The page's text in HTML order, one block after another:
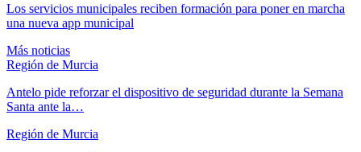
Los servicios municipales reciben formación para poner en marcha
una nueva app municipal
Más noticias
Región de Murcia
Antelo pide reforzar el dispositivo de seguridad durante la Semana
Santa ante la…
Región de Murcia